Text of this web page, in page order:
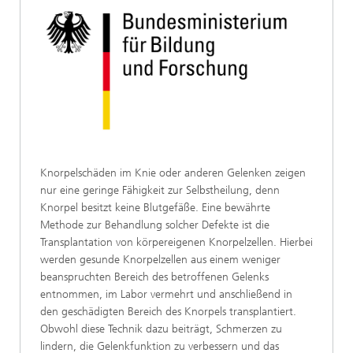
Knorpelschäden im Knie oder anderen Gelenken zeigen
nur eine geringe Fähigkeit zur Selbstheilung, denn
Knorpel besitzt keine Blutgefäße. Eine bewährte
Methode zur Behandlung solcher Defekte ist die
Transplantation von körpereigenen Knorpelzellen. Hierbei
werden gesunde Knorpelzellen aus einem weniger
beanspruchten Bereich des betroffenen Gelenks
entnommen, im Labor vermehrt und anschließend in
den geschädigten Bereich des Knorpels transplantiert.
Obwohl diese Technik dazu beiträgt, Schmerzen zu
lindern, die Gelenkfunktion zu verbessern und das